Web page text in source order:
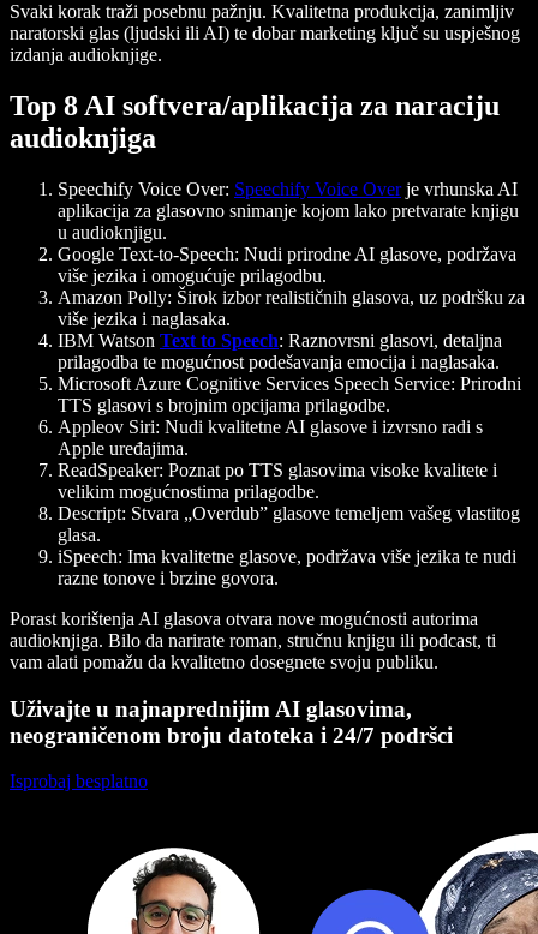
Svaki korak traži posebnu pažnju. Kvalitetna produkcija, zanimljiv
naratorski glas (ljudski ili AI) te dobar marketing ključ su uspješnog
izdanja audioknjige.
Top 8 AI softvera/aplikacija za naraciju
audioknjiga
Speechify Voice Over: Speechify Voice Overje vrhunska AI
aplikacija za glasovno snimanje kojom lako pretvarate knjigu
u audioknjigu.
Google Text-to-Speech: Nudi prirodne AI glasove, podržava
više jezika i omogućuje prilagodbu.
Amazon Polly: Širok izbor realističnih glasova, uz podršku za
više jezika i naglasaka.
IBM Watson Text to Speech: Raznovrsni glasovi, detaljna
prilagodba te mogućnost podešavanja emocija i naglasaka.
Microsoft Azure Cognitive Services Speech Service: Prirodni
TTS glasovi s brojnim opcijama prilagodbe.
Appleov Siri: Nudi kvalitetne AI glasove i izvrsno radi s
Apple uređajima.
ReadSpeaker: Poznat po TTS glasovima visoke kvalitete i
velikim mogućnostima prilagodbe.
Descript: Stvara „Overdub” glasove temeljem vašeg vlastitog
glasa.
iSpeech: Ima kvalitetne glasove, podržava više jezika te nudi
razne tonove i brzine govora.
Porast korištenja AI glasova otvara nove mogućnosti autorima
audioknjiga. Bilo da narirate roman, stručnu knjigu ili podcast, ti
vam alati pomažu da kvalitetno dosegnete svoju publiku.
Uživajte u najnaprednijim AI glasovima,
neograničenom broju datoteka i 24/7 podršci
Isprobaj besplatno